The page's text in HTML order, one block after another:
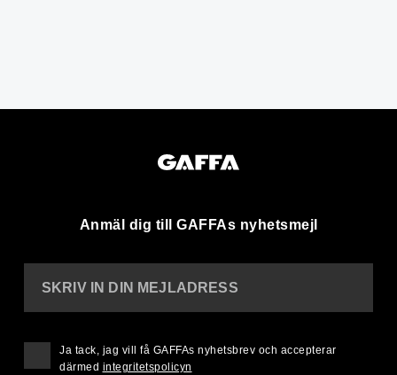
Anmäl dig till GAFFAs nyhetsmejl
SKRIV IN DIN MEJLADRESS
Ja tack, jag vill få GAFFAs nyhetsbrev och accepterar
därmed integritetspolicyn